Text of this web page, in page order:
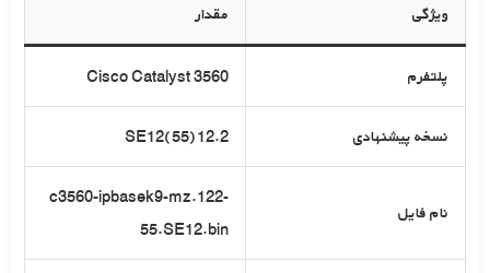
ویژگی مقدار
پلتفرم Cisco Catalyst 3560
نسخه پیشنهادی 12.2(55)SE12
نام فایل
c3560-ipbasek9-mz.122-
55.SE12.bin